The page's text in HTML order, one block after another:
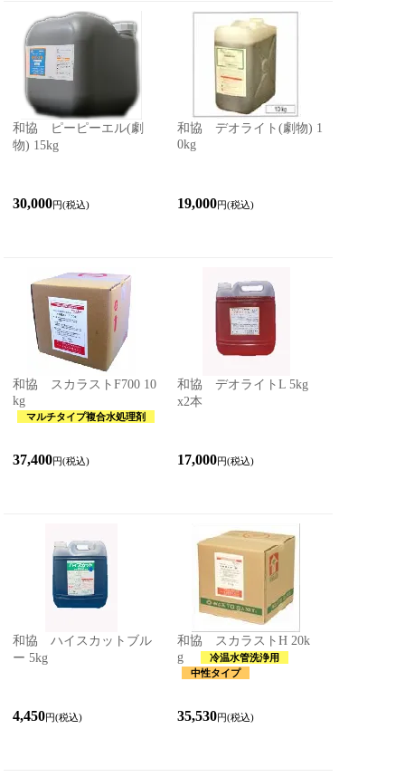
和協 ピーピーエル(劇
物) 15kg
30,000円(税込)
和協 デオライト(劇物) 1
0kg
19,000円(税込)
和協 スカラストF700 10
kg
マルチタイプ複合水処理剤
37,400円(税込)
和協 デオライトL 5kg
x2本
17,000円(税込)
和協 ハイスカットブル
ー 5kg
4,450円(税込)
和協 スカラストH 20k
g
冷温水管洗浄用
中性タイプ
35,530円(税込)